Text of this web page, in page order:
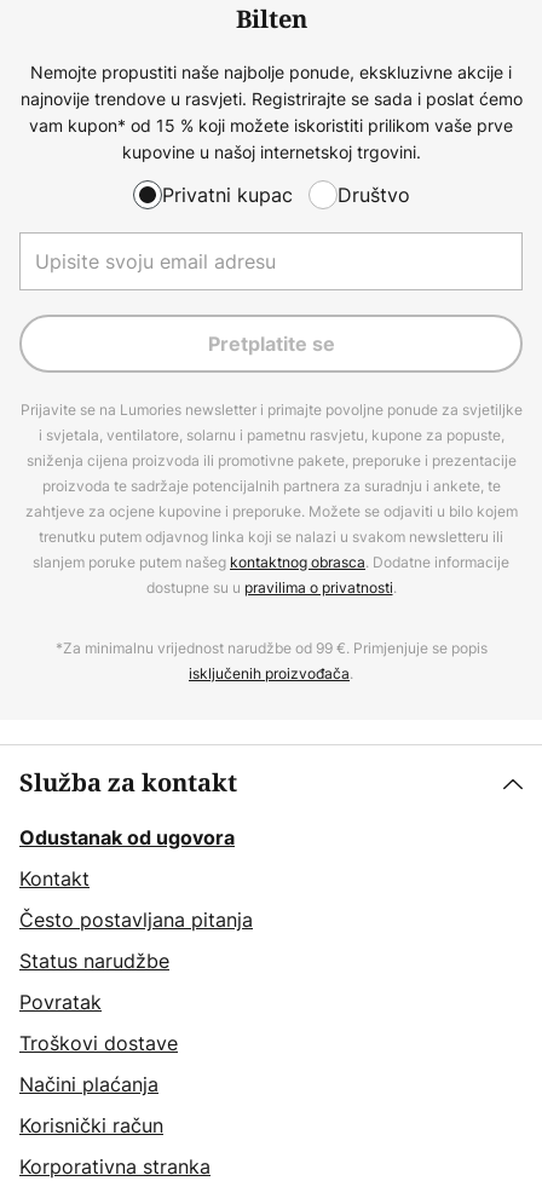
Bilten
Nemojte propustiti naše najbolje ponude, ekskluzivne akcije i
najnovije trendove u rasvjeti. Registrirajte se sada i poslat ćemo
vam kupon* od 15 % koji možete iskoristiti prilikom vaše prve
kupovine u našoj internetskoj trgovini.
Privatni kupac Društvo
Pretplatite se
Prijavite se na Lumories newsletter i primajte povoljne ponude za svjetiljke
i svjetala, ventilatore, solarnu i pametnu rasvjetu, kupone za popuste,
sniženja cijena proizvoda ili promotivne pakete, preporuke i prezentacije
proizvoda te sadržaje potencijalnih partnera za suradnju i ankete, te
zahtjeve za ocjene kupovine i preporuke. Možete se odjaviti u bilo kojem
trenutku putem odjavnog linka koji se nalazi u svakom newsletteru ili
slanjem poruke putem našeg kontaktnog obrasca. Dodatne informacije
dostupne su u pravilima o privatnosti.
*Za minimalnu vrijednost narudžbe od 99 €. Primjenjuje se popis
isključenih proizvođača.
Služba za kontakt
Odustanak od ugovora
Kontakt
Često postavljana pitanja
Status narudžbe
Povratak
Troškovi dostave
Načini plaćanja
Korisnički račun
Korporativna stranka